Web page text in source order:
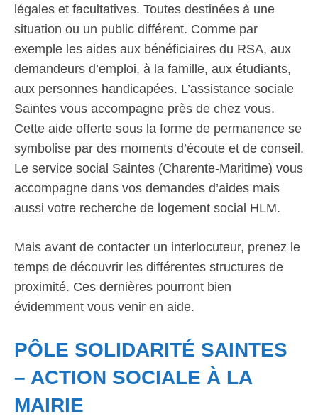
légales et facultatives. Toutes destinées à une
situation ou un public différent. Comme par
exemple les aides aux bénéficiaires du RSA, aux
demandeurs d’emploi, à la famille, aux étudiants,
aux personnes handicapées. L’assistance sociale
Saintes vous accompagne près de chez vous.
Cette aide offerte sous la forme de permanence se
symbolise par des moments d’écoute et de conseil.
Le service social Saintes (Charente-Maritime) vous
accompagne dans vos demandes d’aides mais
aussi votre recherche de logement social HLM.
Mais avant de contacter un interlocuteur, prenez le
temps de découvrir les différentes structures de
proximité. Ces dernières pourront bien
évidemment vous venir en aide.
PÔLE SOLIDARITÉ SAINTES
– ACTION SOCIALE À LA
MAIRIE